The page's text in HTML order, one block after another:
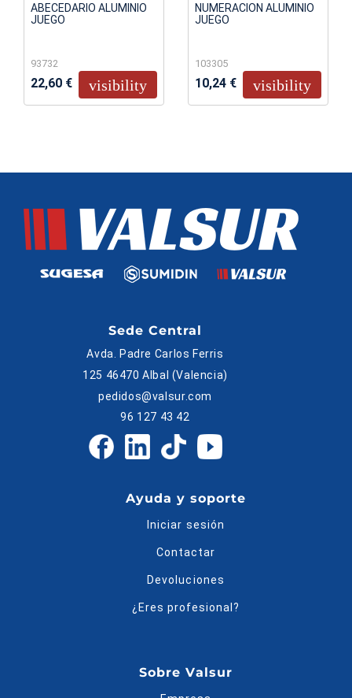
ABECEDARIO ALUMINIO
JUEGO
93732
22,60 € visibility
NUMERACION ALUMINIO
JUEGO
103305
10,24 € visibility
Sede Central
Avda. Padre Carlos Ferris
125 46470 Albal (Valencia)
pedidos@valsur.com
96 127 43 42
Ayuda y soporte
Iniciar sesión
Contactar
Devoluciones
¿Eres profesional?
Sobre Valsur